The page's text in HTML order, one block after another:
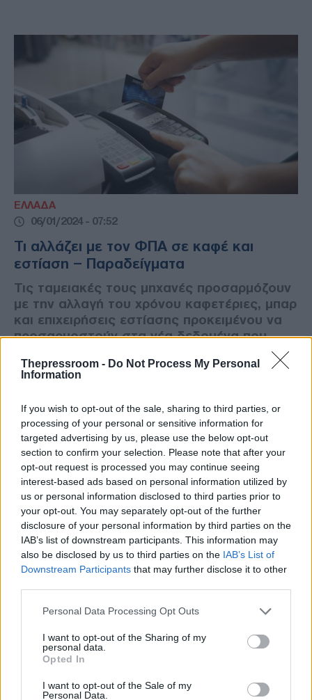
Thepressroom - Do Not Process My Personal
Information
If you wish to opt-out of the sale, sharing to third parties, or
processing of your personal or sensitive information for
targeted advertising by us, please use the below opt-out
section to confirm your selection. Please note that after your
opt-out request is processed you may continue seeing
interest-based ads based on personal information utilized by
us or personal information disclosed to third parties prior to
your opt-out. You may separately opt-out of the further
disclosure of your personal information by third parties on the
IAB’s list of downstream participants. This information may
also be disclosed by us to third parties on the IAB’s List of
Downstream Participants that may further disclose it to other
Please note that this website/app uses one or more Google
not limited to your visit or usage behaviour. You may click to
grant or deny consent to Google and its third-party tags to
use your data for below specified purposes in below Google
consent section.
Personal Data Processing Opt Outs
I want to opt-out of the Sharing of my
personal data.
Opted In
I want to opt-out of the Sale of my
Personal Data.
ΕΛΛΑΔΑ
06/01/2024 - 07:52
Τι αλλάζει με τον ΦΠΑ σε καφέ και
εστίαση – Παραδείγματα
Τις ταμειακές τους μηχανές προσαρμόζουν
με την αλλαγή του χρόνου καφετέριες, μπαρ
και επιχειρήσεις εστίασης προκειμένου να
προσαρμοστούν στα νέα δεδομένα που
ΕΛΛΑΔΑ
Βόλος: Χωρίς πόσιμο νερό η πόλη για
εστίαση και τουρισμό
Κίνδυνος πλημμύρας από την λίμνη Κάρλα-
Προειδοποίηση από το 112